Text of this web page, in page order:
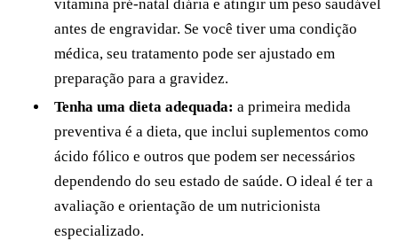
vitamina pré-natal diária e atingir um peso saudável
antes de engravidar. Se você tiver uma condição
médica, seu tratamento pode ser ajustado em
preparação para a gravidez.
Tenha uma dieta adequada: a primeira medida
preventiva é a dieta, que inclui suplementos como
ácido fólico e outros que podem ser necessários
dependendo do seu estado de saúde. O ideal é ter a
avaliação e orientação de um nutricionista
especializado.